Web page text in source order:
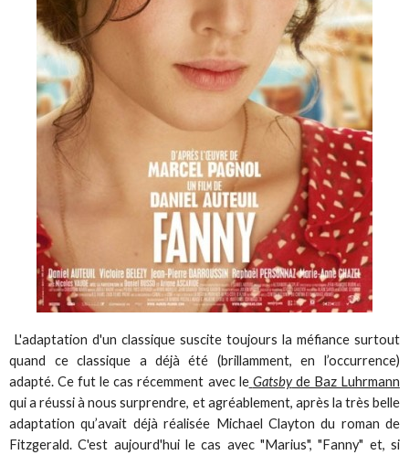
L'adaptation d'un classique suscite toujours la méfiance surtout
quand ce classique a déjà été (brillamment, en l’occurrence)
adapté. Ce fut le cas récemment avec le Gatsbyde Baz Luhrmann
qui a réussi à nous surprendre, et agréablement, après la très belle
adaptation qu’avait déjà réalisée Michael Clayton du roman de
Fitzgerald. C'est aujourd'hui le cas avec "Marius", "Fanny" et, si